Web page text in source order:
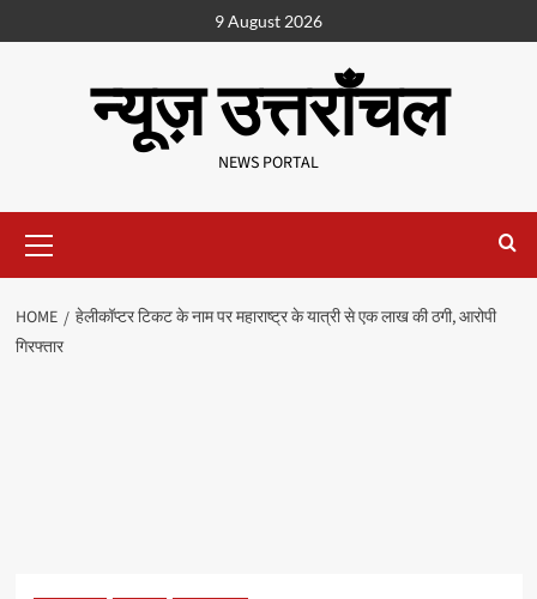
9 August 2026
न्यूज़ उत्तराँचल
NEWS PORTAL
HOME
हेलीकॉप्टर टिकट के नाम पर महाराष्ट्र के यात्री से एक लाख की ठगी, आरोपी
गिरफ्तार